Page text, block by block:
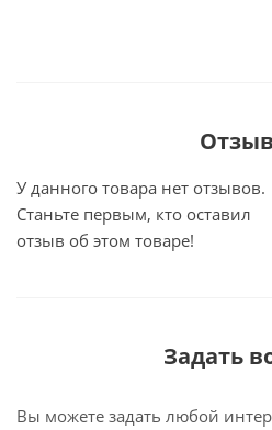
У данного товара нет отзывов.
Станьте первым, кто оставил
отзыв об этом товаре!
Задать
Вы можете задать любой